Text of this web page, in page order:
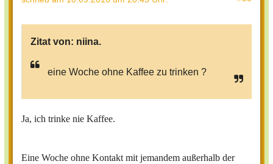
Zitat von: niina.
eine Woche ohne Kaffee zu trinken ?
Ja, ich trinke nie Kaffee.
Eine Woche ohne Kontakt mit jemandem außerhalb der